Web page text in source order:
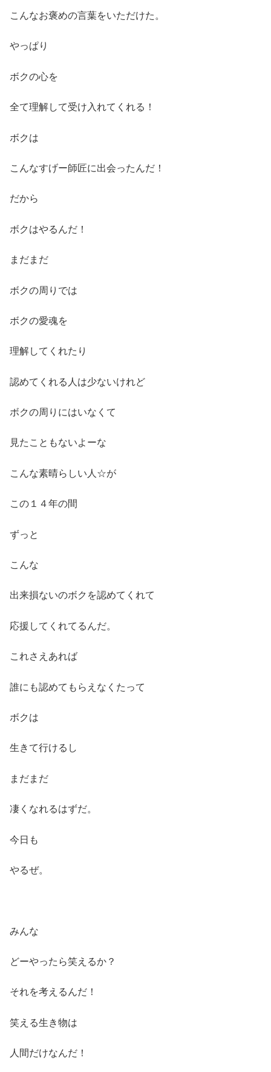
こんなお褒めの言葉をいただけた。
やっぱり
ボクの心を
全て理解して受け入れてくれる！
ボクは
こんなすげー師匠に出会ったんだ！
だから
ボクはやるんだ！
まだまだ
ボクの周りでは
ボクの愛魂を
理解してくれたり
認めてくれる人は少ないけれど
ボクの周りにはいなくて
見たこともないよーな
こんな素晴らしい人☆が
この１４年の間
ずっと
こんな
出来損ないのボクを認めてくれて
応援してくれてるんだ。
これさえあれば
誰にも認めてもらえなくたって
ボクは
生きて行けるし
まだまだ
凄くなれるはずだ。
今日も
やるぜ。
みんな
どーやったら笑えるか？
それを考えるんだ！
笑える生き物は
人間だけなんだ！